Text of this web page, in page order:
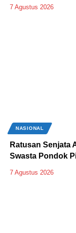
7 Agustus 2026
NASIONAL
Ratusan Senjata
Swasta Pondok
7 Agustus 2026